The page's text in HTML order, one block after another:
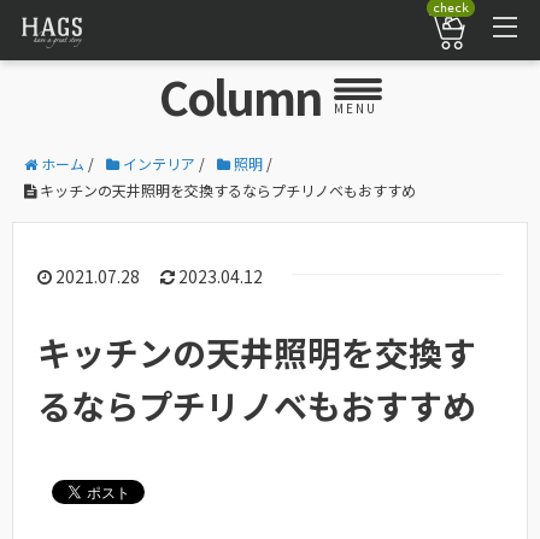
check
Column MENU
ホーム / インテリア / 照明 /
キッチンの天井照明を交換するならプチリノベもおすすめ
2021.07.28 2023.04.12
キッチンの天井照明を交換す
るならプチリノベもおすすめ